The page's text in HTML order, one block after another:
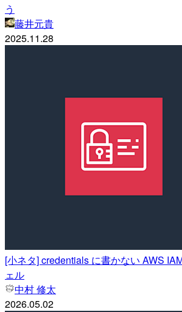
う
藤井元貴
2025.11.28
[小ネタ] credentials に書かない AWS
ェル
中村 修太
2026.05.02